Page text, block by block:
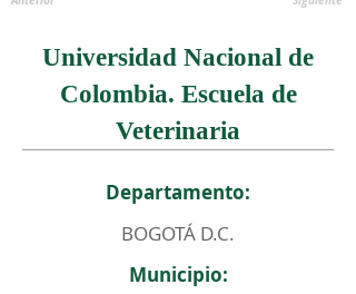
Universidad Nacional de
Colombia. Escuela de
Veterinaria
Departamento:
BOGOTÁ D.C.
Municipio: